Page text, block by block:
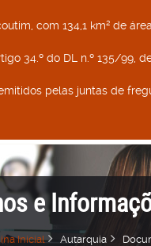
com 134,1 km² de
34.º do DL n.º 135/99,
pelas juntas de
e
Inicial Autarquia